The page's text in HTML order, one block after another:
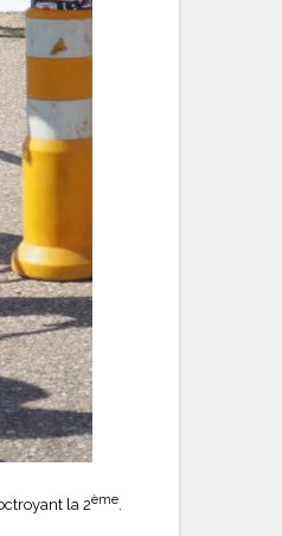
la 2ème